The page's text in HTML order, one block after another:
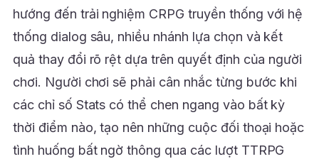
hướng đến trải nghiệm CRPG truyền thống với hệ
thống dialog sâu, nhiều nhánh lựa chọn và kết
quả thay đổi rõ rệt dựa trên quyết định của người
chơi. Người chơi sẽ phải cân nhắc từng bước khi
các chỉ số Stats có thể chen ngang vào bất kỳ
thời điểm nào, tạo nên những cuộc đối thoại hoặc
tình huống bất ngờ thông qua các lượt TTRPG